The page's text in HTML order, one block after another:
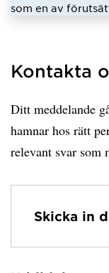
som en av
Kontakta
Ditt meddelande
hamnar hos rätt
relevant svar som
Skicka in